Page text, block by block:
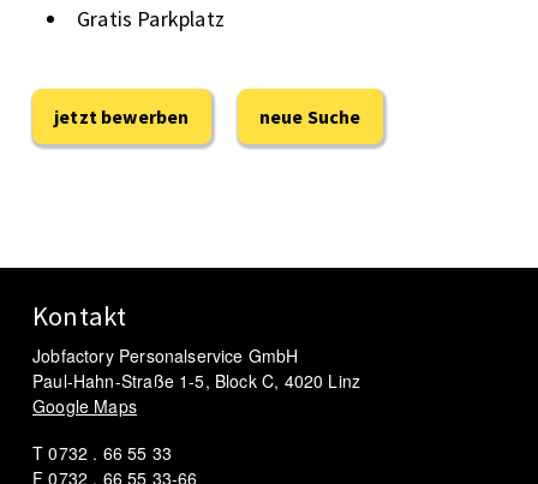
Gratis Parkplatz
jetzt bewerben neue Suche
Kontakt
Jobfactory Personalservice GmbH
Paul-Hahn-Straße 1-5, Block C, 4020 Linz
Google Maps
T 0732 . 66 55 33
F 0732 . 66 55 33-66